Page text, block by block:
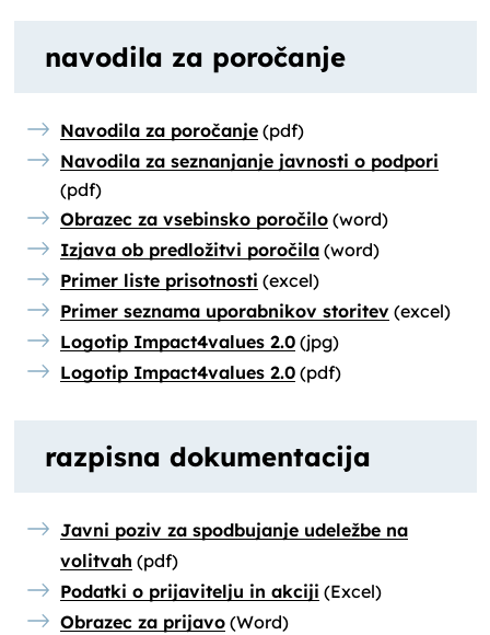
navodila za poročanje
Navodila za poročanje (pdf)
Navodila za seznanjanje javnosti o podpori
(pdf)
Obrazec za vsebinsko poročilo (word)
Izjava ob predložitvi poročila (word)
Primer liste prisotnosti (excel)
Primer seznama uporabnikov storitev (excel)
Logotip Impact4values 2.0 (jpg)
Logotip Impact4values 2.0 (pdf)
razpisna dokumentacija
Javni poziv za spodbujanje udeležbe na
volitvah (pdf)
Podatki o prijavitelju in akciji (Excel)
Obrazec za prijavo (Word)